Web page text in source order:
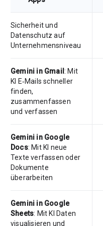
Sicherheit und
Datenschutz auf
Unternehmensniveau
Gemini in Gmail : Mit
KI E‑Mails schneller
finden,
zusammenfassen
und verfassen
Gemini in Google
Docs: Mit KI neue
Texte verfassen oder
Dokumente
überarbeiten
Gemini in Google
Sheets: Mit KI Daten
visualisieren und